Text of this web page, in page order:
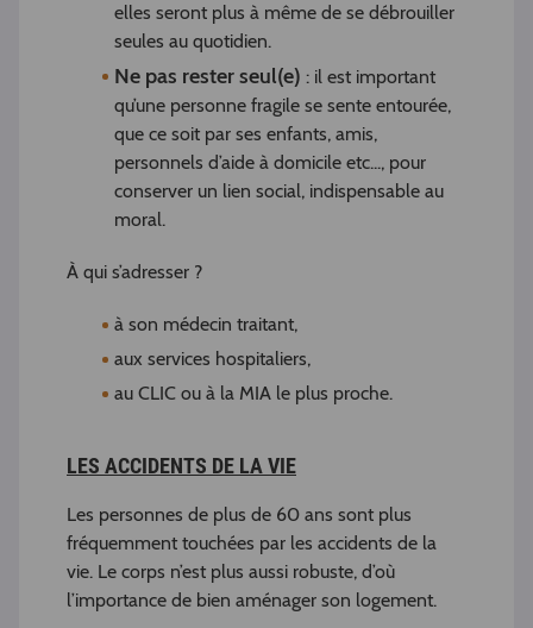
elles seront plus à même de se débrouiller
seules au quotidien.
Ne pas rester seul(e) : il est important
qu’une personne fragile se sente entourée,
que ce soit par ses enfants, amis,
personnels d’aide à domicile etc..., pour
conserver un lien social, indispensable au
moral.
À qui s’adresser ?
à son médecin traitant,
aux services hospitaliers,
au CLIC ou à la MIA le plus proche.
LES ACCIDENTS DE LA VIE
Les personnes de plus de 60 ans sont plus
fréquemment touchées par les accidents de la
vie. Le corps n’est plus aussi robuste, d’où
l’importance de bien aménager son logement.